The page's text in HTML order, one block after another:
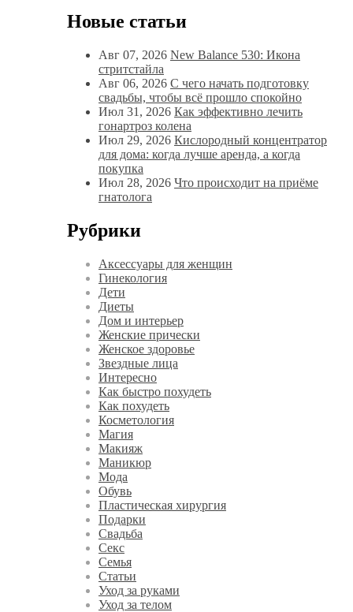
Новые статьи
Авг 07, 2026 New Balance 530: Икона
стритстайла
Авг 06, 2026 С чего начать подготовку
свадьбы, чтобы всё прошло спокойно
Июл 31, 2026 Как эффективно лечить
гонартроз колена
Июл 29, 2026 Кислородный концентратор
для дома: когда лучше аренда, а когда
покупка
Июл 28, 2026 Что происходит на приёме
гнатолога
Рубрики
Аксессуары для женщин
Гинекология
Дети
Диеты
Дом и интерьер
Женские прически
Женское здоровье
Звездные лица
Интересно
Как быстро похудеть
Как похудеть
Косметология
Магия
Макияж
Маникюр
Мода
Обувь
Пластическая хирургия
Подарки
Свадьба
Секс
Семья
Статьи
Уход за руками
Уход за телом